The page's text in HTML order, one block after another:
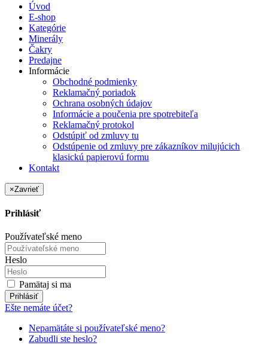
Úvod
E-shop
Kategórie
Minerály
Čakry
Predajne
Informácie
Obchodné podmienky
Reklamačný poriadok
Ochrana osobných údajov
Informácie a poučenia pre spotrebiteľa
Reklamačný protokol
Odstúpiť od zmluvy tu
Odstúpenie od zmluvy pre zákazníkov milujúcich
klasickú papierovú formu
Kontakt
×Zavrieť
Prihlásiť
Používateľské meno
Heslo
Pamätaj si ma
Prihlásiť
Ešte nemáte účet?
Nepamätáte si používateľské meno?
Zabudli ste heslo?